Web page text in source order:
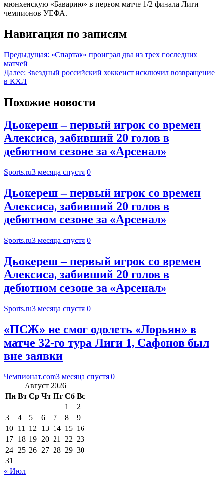
мюнхенскую «Баварию» в первом матче 1/2 финала Лиги
чемпионов УЕФА.
Навигация по записям
Предыдущая: «Спартак» проиграл два из трех последних
матчей
Далее: Звездный российский хоккеист исключил возвращение
в КХЛ
Похожие новости
Дьокереш – первый игрок со времен
Алексиса, забивший 20 голов в
дебютном сезоне за «Арсенал»
Sports.ru3 месяца спустя 0
Дьокереш – первый игрок со времен
Алексиса, забивший 20 голов в
дебютном сезоне за «Арсенал»
Sports.ru3 месяца спустя 0
Дьокереш – первый игрок со времен
Алексиса, забивший 20 голов в
дебютном сезоне за «Арсенал»
Sports.ru3 месяца спустя 0
«ПСЖ» не смог одолеть «Лорьян» в
матче 32-го тура Лиги 1, Сафонов был
вне заявки
Чемпионат.com3 месяца спустя 0
Август 2026
Пн Вт Ср Чт Пт Сб Вс
1
2
3
4 5 6 7 8
9
10 11 12 13 14 15 16
17 18 19 20 21 22 23
24 25 26 27 28 29 30
31
« Июл